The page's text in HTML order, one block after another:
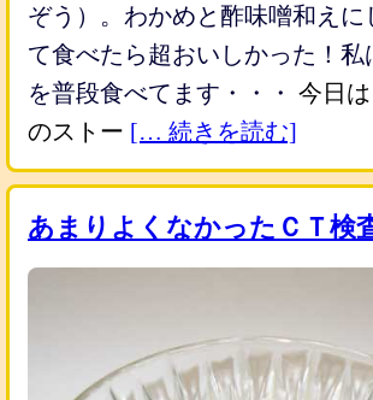
ぞう）。わかめと酢味噌和えに
て食べたら超おいしかった！私
を普段食べてます・・・ 今日
のストー [… 続きを読む]
あまりよくなかったＣＴ検